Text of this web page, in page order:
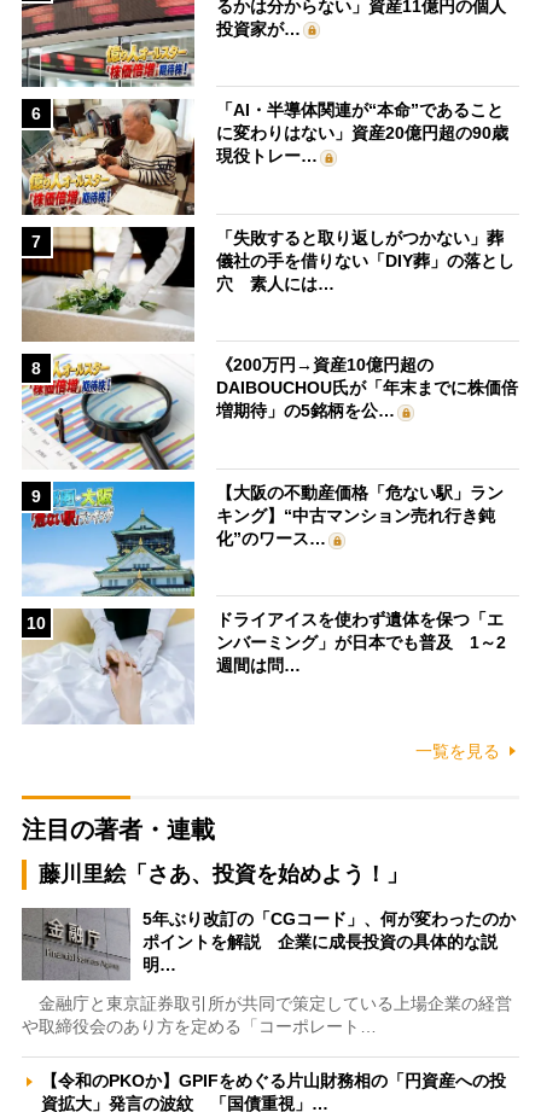
るかは分からない」資産11億円の個人
投資家が…
6
「AI・半導体関連が“本命”であること
に変わりはない」資産20億円超の90歳
現役トレー…
7
「失敗すると取り返しがつかない」葬
儀社の手を借りない「DIY葬」の落とし
穴 素人には…
8
《200万円→資産10億円超の
DAIBOUCHOU氏が「年末までに株価倍
増期待」の5銘柄を公…
9
【大阪の不動産価格「危ない駅」ラン
キング】“中古マンション売れ行き鈍
化”のワース…
10
ドライアイスを使わず遺体を保つ「エ
ンバーミング」が日本でも普及 1～2
週間は問…
一覧を見る
注目の著者・連載
藤川里絵「さあ、投資を始めよう！」
5年ぶり改訂の「CGコード」、何が変わったのか
ポイントを解説 企業に成長投資の具体的な説
明…
金融庁と東京証券取引所が共同で策定している上場企業の経営
や取締役会のあり方を定める「コーポレート…
【令和のPKOか】GPIFをめぐる片山財務相の「円資産への投
資拡大」発言の波紋 「国債重視」…